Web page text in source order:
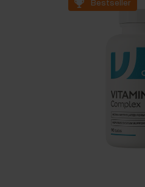
Bestseller